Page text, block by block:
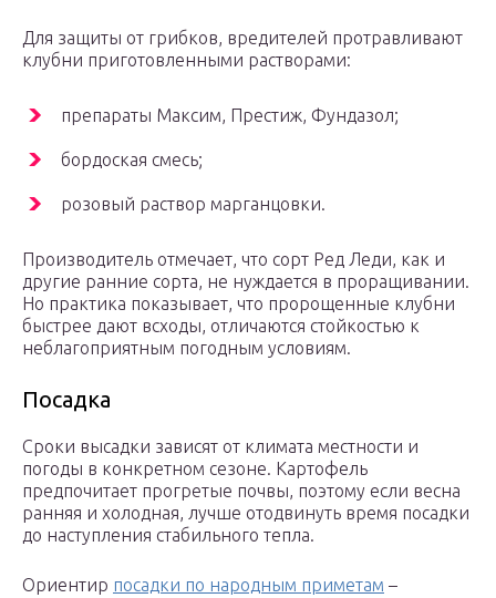
Для защиты от грибков, вредителей протравливают
клубни приготовленными растворами:
препараты Максим, Престиж, Фундазол;
бордоская смесь;
розовый раствор марганцовки.
Производитель отмечает, что сорт Ред Леди, как и
другие ранние сорта, не нуждается в проращивании.
Но практика показывает, что пророщенные клубни
быстрее дают всходы, отличаются стойкостью к
неблагоприятным погодным условиям.
Посадка
Сроки высадки зависят от климата местности и
погоды в конкретном сезоне. Картофель
предпочитает прогретые почвы, поэтому если весна
ранняя и холодная, лучше отодвинуть время посадки
до наступления стабильного тепла.
Ориентир посадки по народным приметам –